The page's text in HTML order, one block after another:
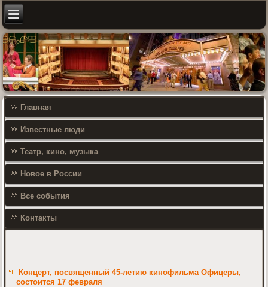
Главная
Известные люди
Театр, кино, музыка
Новое в России
Все события
Контакты
Концерт, посвященный 45-летию кинофильма Офицеры,
состоится 17 февраля